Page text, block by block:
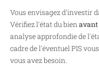
Vous envisagez d'investir
Vérifiez l'état du bienavant
analyse approfondie de
cadre de l'éventuel PIS
vous avez besoin.